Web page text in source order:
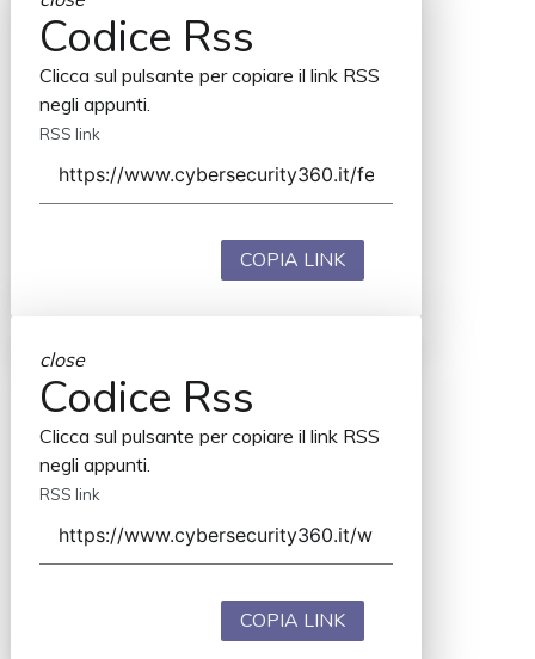
Codice Rss
Clicca sul pulsante per copiare il link RSS
negli appunti.
RSS link
COPIA LINK
close
Codice Rss
Clicca sul pulsante per copiare il link RSS
negli appunti.
RSS link
COPIA LINK